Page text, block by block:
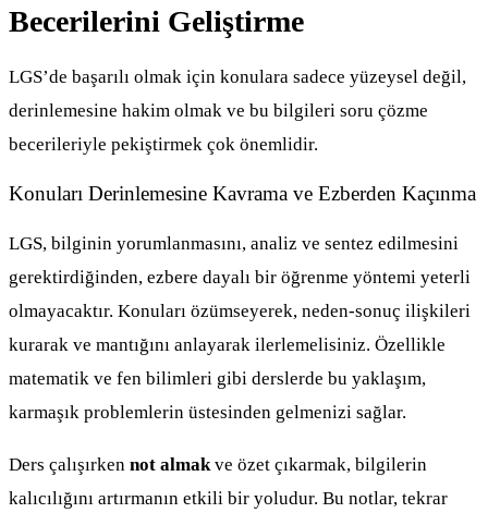
Becerilerini Geliştirme
LGS’de başarılı olmak için konulara sadece yüzeysel değil,
derinlemesine hakim olmak ve bu bilgileri soru çözme
becerileriyle pekiştirmek çok önemlidir.
Konuları Derinlemesine Kavrama ve Ezberden Kaçınma
LGS, bilginin yorumlanmasını, analiz ve sentez edilmesini
gerektirdiğinden, ezbere dayalı bir öğrenme yöntemi yeterli
olmayacaktır. Konuları özümseyerek, neden-sonuç ilişkileri
kurarak ve mantığını anlayarak ilerlemelisiniz. Özellikle
matematik ve fen bilimleri gibi derslerde bu yaklaşım,
karmaşık problemlerin üstesinden gelmenizi sağlar.
Ders çalışırken not almakve özet çıkarmak, bilgilerin
kalıcılığını artırmanın etkili bir yoludur. Bu notlar, tekrar